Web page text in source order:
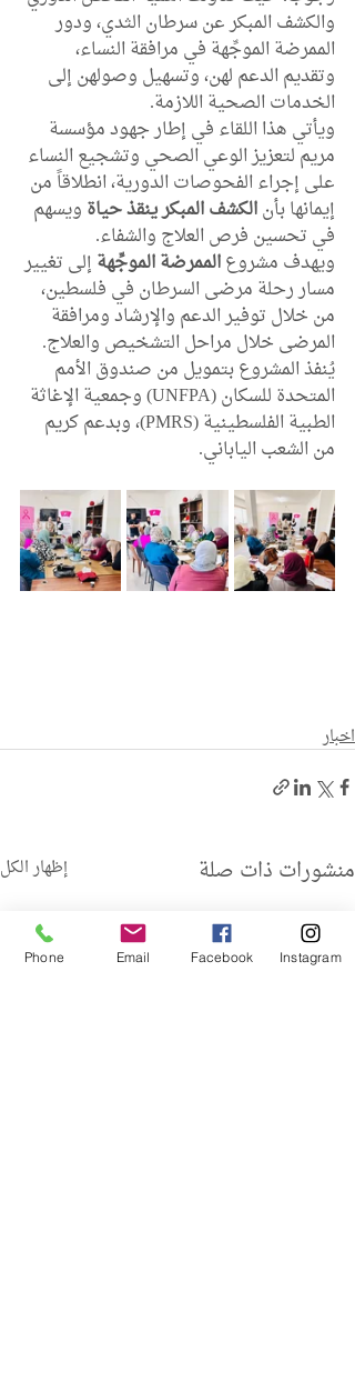
والكشف المبكر عن سرطان الثدي، ودور
الممرضة الموجِّهة في مرافقة النساء،
وتقديم الدعم لهن، وتسهيل وصولهن إلى
الخدمات الصحية اللازمة.
ويأتي هذا اللقاء في إطار جهود مؤسسة
مريم لتعزيز الوعي الصحي وتشجيع النساء
على إجراء الفحوصات الدورية، انطلاقاً من
إيمانها بأن الكشف المبكر ينقذ حياة ويسهم
في تحسين فرص العلاج والشفاء.
ويهدف مشروع الممرضة الموجِّهة إلى تغيير
مسار رحلة مرضى السرطان في فلسطين،
من خلال توفير الدعم والإرشاد ومرافقة
المرضى خلال مراحل التشخيص والعلاج.
يُنفذ المشروع بتمويل من صندوق الأمم
المتحدة للسكان (UNFPA) وجمعية الإغاثة
الطبية الفلسطينية (PMRS)، وبدعم كريم
من الشعب الياباني.
اخبار
منشورات ذات صلة إظهار الكل
Phone Email Facebook Instagram